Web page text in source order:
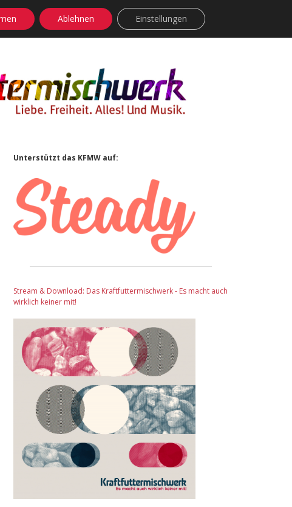
facebook
instagram
rss soundcloud
vimeoBluesky
Sidebar
Unterstützt das KFMW auf:
Stream & Download: Das Kraftfuttermischwerk - Es macht auch
wirklich keiner mit!
Ablehnen Einstellungen